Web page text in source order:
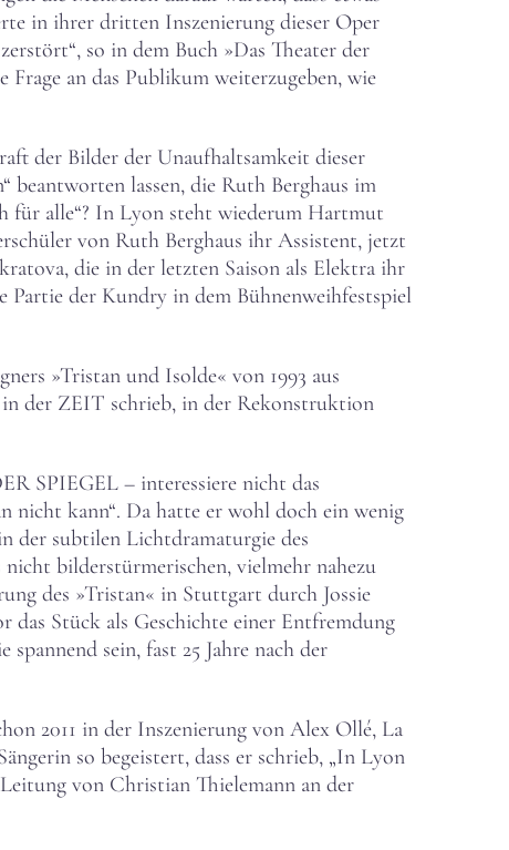
in ihrer dritten Inszenierung dieser Oper
so in dem Buch »Das Theater der
an das Publikum weiterzugeben, wie
der Bilder der Unaufhaltsamkeit dieser
beantworten lassen, die Ruth Berghaus im
für alle“? In Lyon steht wiederum Hartmut
von Ruth Berghaus ihr Assistent, jetzt
die in der letzten Saison als Elektra ihr
der Kundry in dem Bühnenweihfestspiel
»Tristan und Isolde« von 1993 aus
in der ZEIT schrieb, in der Rekonstruktion
SPIEGEL – interessiere nicht das
nicht kann“. Da hatte er wohl doch ein wenig
der subtilen Lichtdramaturgie des
bilderstürmerischen, vielmehr nahezu
des »Tristan« in Stuttgart durch Jossie
Stück als Geschichte einer Entfremdung
sein, fast 25 Jahre nach der
2011 in der Inszenierung von Alex Ollé, La
so begeistert, dass er schrieb, „In Lyon
von Christian Thielemann an der